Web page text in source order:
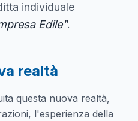
individuale
Edile".
realtà
questa nuova realtà,
l'esperienza della